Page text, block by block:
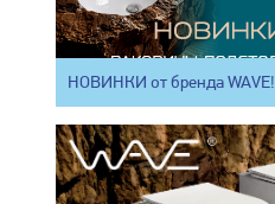
НОВИНКИ от бренда WAVE!